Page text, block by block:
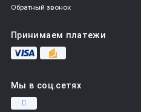
Обратный звонок
Принимаем платежи
Мы в соц.сетях